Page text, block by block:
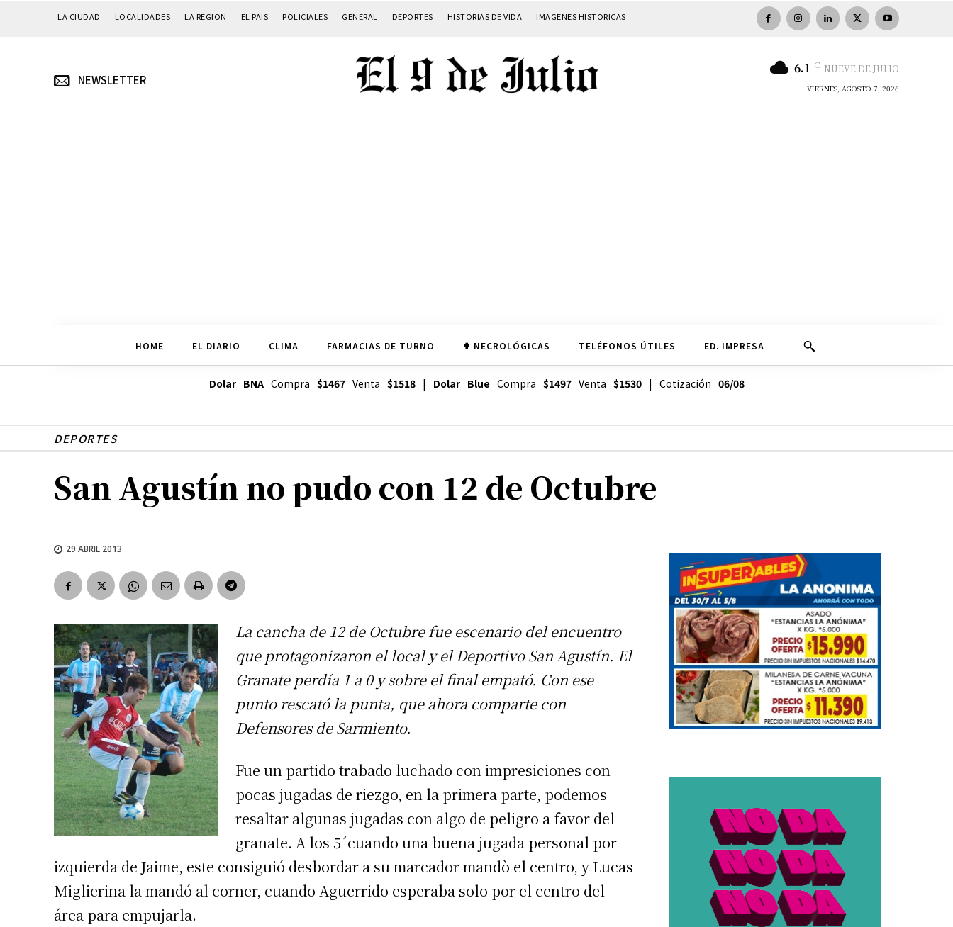
LA CIUDAD LOCALIDADES LA REGION EL PAIS POLICIALES GENERAL DEPORTES HISTORIAS DE VIDA IMAGENES HISTORICAS
NEWSLETTER
6.1 C NUEVE DE JULIO
VIERNES, AGOSTO 7, 2026
HOME EL DIARIO CLIMA FARMACIAS DE TURNO ✟ NECROLÓGICAS TELÉFONOS ÚTILES ED. IMPRESA
Dolar BNACompra $1467Venta $1518| Dolar Blue Compra $1497Venta $1530| Cotización 06/08
DEPORTES
San Agustín no pudo con 12 de Octubre
29 ABRIL 2013
La cancha de 12 de Octubre fue escenario del encuentro
que protagonizaron el local y el Deportivo San Agustín. El
Granate perdía 1 a 0 y sobre el final empató. Con ese
punto rescató la punta, que ahora comparte con
Defensores de Sarmiento.
Fue un partido trabado luchado con impresiciones con
pocas jugadas de riezgo, en la primera parte, podemos
resaltar algunas jugadas con algo de peligro a favor del
granate. A los 5´cuando una buena jugada personal por
izquierda de Jaime, este consiguió desbordar a su marcador mandò el centro, y Lucas
Miglierina la mandó al corner, cuando Aguerrido esperaba solo por el centro del
área para empujarla.